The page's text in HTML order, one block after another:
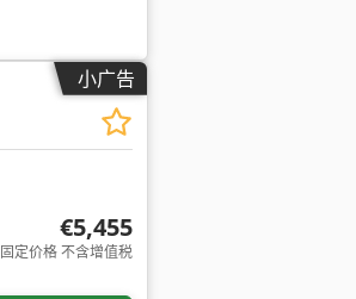
小广告
€5,455
固定价格 不含增值税